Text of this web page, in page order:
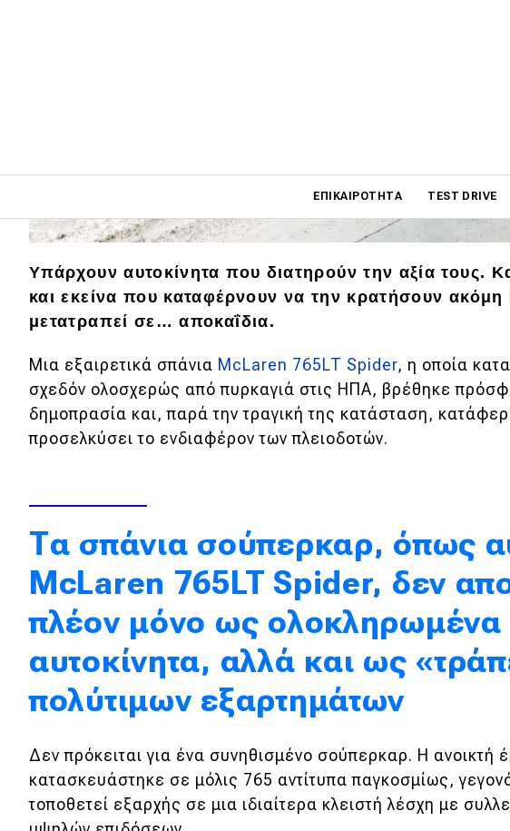
ΕΠΙΚΑΙΡΌΤΗΤΑ TEST DRIVE
Main navigation
Επικαιρότητα
Νέα μοντέλα
Πρωτότυπα
Ελλάδα
Κόσμος
Ασφάλεια
Αγορά
Απόψεις
Test Drive
Δοκιμή
Αποστολή
Συγκρίνουμε
Αγώνες
Υπάρχουν αυτοκίνητα που διατηρούν την αξία τους.
και εκείνα που καταφέρνουν να την κρατήσουν ακόμη
μετατραπεί σε… αποκαΐδια.
Μια εξαιρετικά σπάνια McLaren 765LT Spider, η οποία
σχεδόν ολοσχερώς από πυρκαγιά στις ΗΠΑ, βρέθηκε
δημοπρασία και, παρά την τραγική της κατάσταση,
προσελκύσει το ενδιαφέρον των πλειοδοτών.
Tα σπάνια σούπερκαρ, όπως
McLaren 765LT Spider, δεν
πλέον μόνο ως ολοκληρωμένα
αυτοκίνητα, αλλά και ως
πολύτιμων εξαρτημάτων
Δεν πρόκειται για ένα συνηθισμένο σούπερκαρ. Η ανοικτή
κατασκευάστηκε σε μόλις 765 αντίτυπα παγκοσμίως,
τοποθετεί εξαρχής σε μια ιδιαίτερα κλειστή λέσχη με